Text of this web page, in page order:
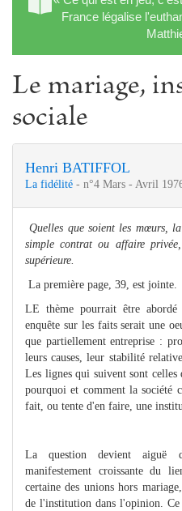
France légalise
Le mariage,
sociale
Henri BATIFFOL
La fidélité - n°4 Mars - Avril
Quelles que soient les mœurs,
simple contrat ou affaire
supérieure.
La première page, 39, est jointe.
LE thème pourrait être
enquête sur les faits serait une
que partiellement entreprise :
leurs causes, leur stabilité
Les lignes qui suivent sont
pourquoi et comment la société
fait, ou tente d'en faire, une
La question devient aiguë
manifestement croissante du
certaine des unions hors
de l'institution dans l'opinion. Ce